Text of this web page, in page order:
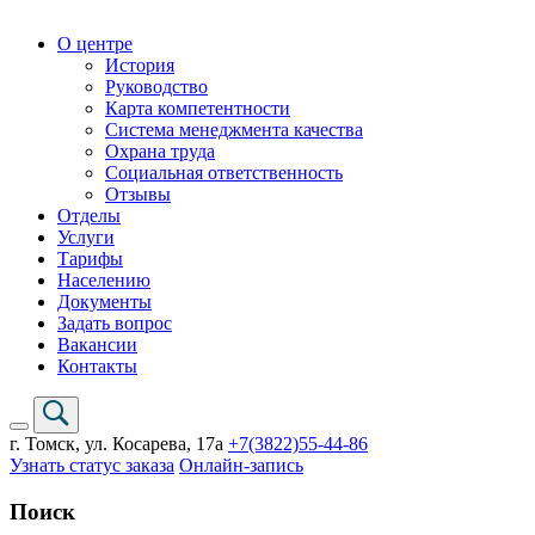
О центре
История
Руководство
Карта компетентности
Система менеджмента качества
Охрана труда
Социальная ответственность
Отзывы
Отделы
Услуги
Тарифы
Населению
Документы
Задать вопрос
Вакансии
Контакты
г. Томск, ул. Косарева, 17а +7(3822)55-44-86
Узнать статус заказа Онлайн-запись
Поиск